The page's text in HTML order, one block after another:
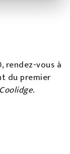
rendez-vous à
du premier